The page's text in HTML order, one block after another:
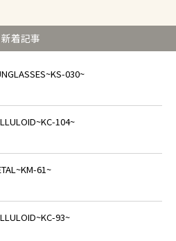
新着記事
030~
104~
61~
93~